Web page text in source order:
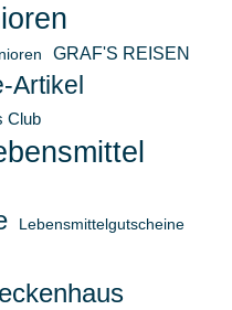
GRAF'S REISEN
Artikel
Club
Lebensmittelgutscheine